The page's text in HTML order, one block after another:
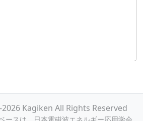
Kagiken All Rights Reserved